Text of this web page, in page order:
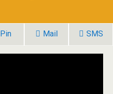
Pin Mail SMS